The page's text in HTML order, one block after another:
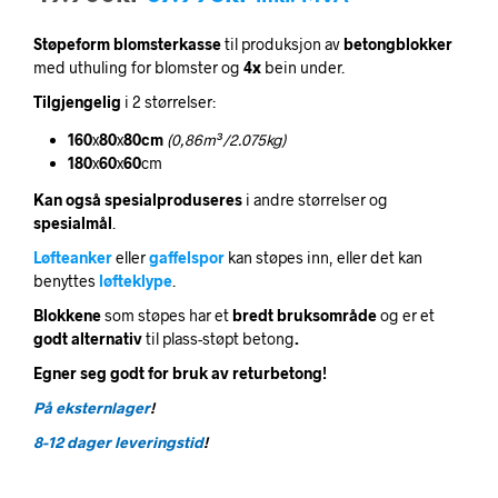
pris
var:
49.900kr.
pris
er:
Støpeformblomsterkassetil produksjon avbetongblokker
med uthuling for blomster og 4x bein under.
Tilgjengelig i 2 størrelser:
160x80x80cm (0,86m³/2.075kg)
180x60x60cm
Kan også spesialproduseres i andre størrelser og
spesialmål.
Løfteankerellergaffelspor kan støpes inn, eller det kan
benyttes løfteklype.
Blokkenesom støpes har etbredt bruksområdeog er et
godt alternativtil plass-støpt betong.
Egner seg godt for bruk av returbetong!
På eksternlager!
8-12 dager leveringstid!